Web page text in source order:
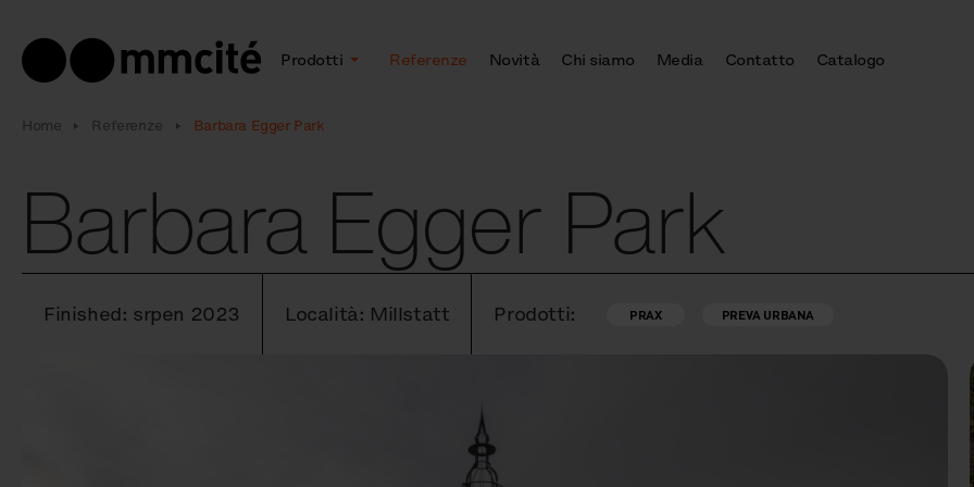
Prodotti Referenze Novità Chi siamo Media Contatto Catalogo
Home Referenze Barbara Egger Park
Barbara Egger Park
Finished: srpen 2023 Località: Millstatt Prodotti: PRAX PREVA URBANA